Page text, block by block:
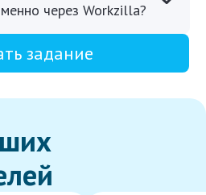
через Workzilla?
задание